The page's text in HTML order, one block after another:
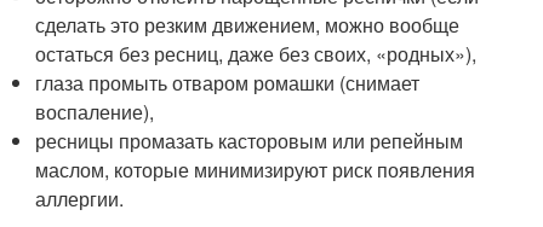
сделать это резким движением, можно вообще
остаться без ресниц, даже без своих, «родных»),
глаза промыть отваром ромашки (снимает
воспаление),
ресницы промазать касторовым или репейным
маслом, которые минимизируют риск появления
аллергии.